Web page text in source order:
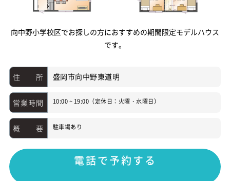
向中野小学校区でお探しの方におすすめの期間限定モデルハウス
です。
住 所 盛岡市向中野東道明
営業時間 10:00 ~ 19:00（定休日：火曜・水曜日）
概 要 駐車場あり
電話で予約する
建売を探す
分譲地を探す
モデルハウス・ショールーム
イベント情報
新着情報